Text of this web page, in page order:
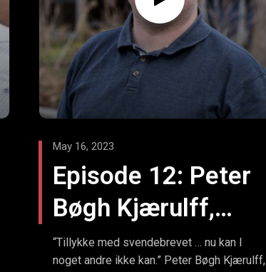
Episode 12: Peter
Bøgh Kjærulff,
Kultur,
May 16, 2023
“Tillykke med svendebrevet … nu kan I
noget andre ikke kan.” Peter Bøgh Kjærulff,